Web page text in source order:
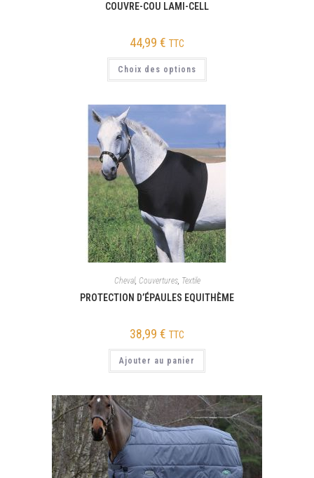
COUVRE-COU LAMI-CELL
44,99 € TTC
Choix des options
Cheval, Couvertures, Textile
PROTECTION D’ÉPAULES EQUITHÈME
38,99 € TTC
Ajouter au panier